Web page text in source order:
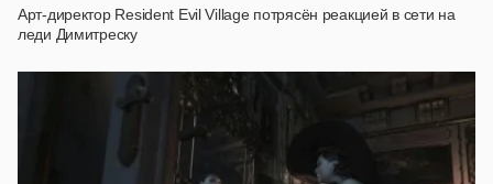
Арт-директор Resident Evil Village потрясён реакцией в сети на
леди Димитреску